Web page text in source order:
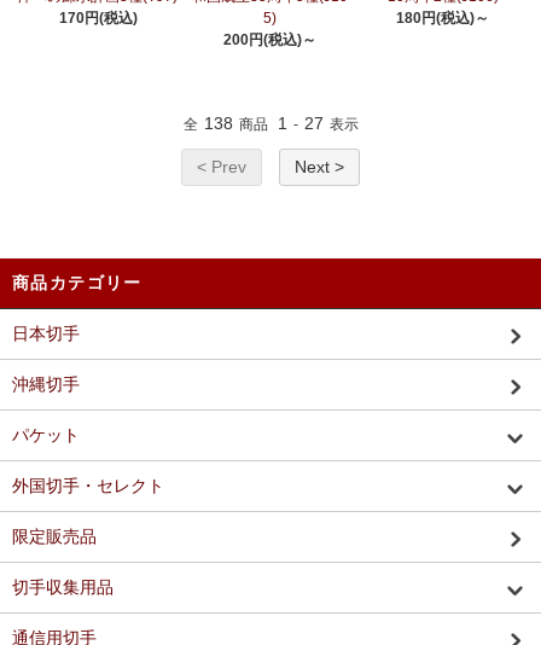
170円(税込)
5)
200円(税込)～
180円(税込)～
全 138 商品 1 - 27 表示
< Prev Next >
商品カテゴリー
日本切手
沖縄切手
パケット
外国切手・セレクト
限定販売品
切手収集用品
通信用切手